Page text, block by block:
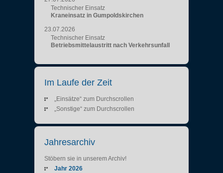
Technischer Einsatz
Kraneinsatz in Gumpoldskirchen
23.07.2026
Technischer Einsatz
Betriebsmittelaustritt nach Verkehrsunfall
Im Laufe der Zeit
„Einsätze“ zum Durchscrollen
„Sonstige“ zum Durchscrollen
Jahresarchiv
Stöbern sie in unserem Archiv!
Jahr 2026